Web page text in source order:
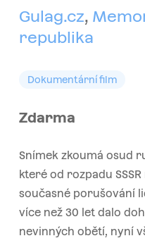
Gulag.cz,
republika
Dokumentární film
Zdarma
Snímek zkoumá osud
které od rozpadu
současné porušování
více než 30 let dalo
nevinných obětí, nyní